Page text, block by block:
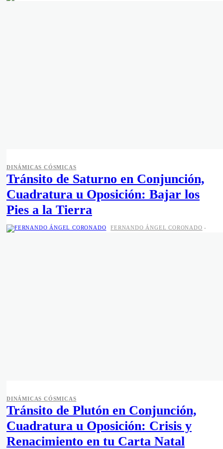
DINÁMICAS CÓSMICAS
Tránsito de Saturno en Conjunción,
Cuadratura u Oposición: Bajar los
Pies a la Tierra
FERNANDO ÁNGEL CORONADO -
DINÁMICAS CÓSMICAS
Tránsito de Plutón en Conjunción,
Cuadratura u Oposición: Crisis y
Renacimiento en tu Carta Natal